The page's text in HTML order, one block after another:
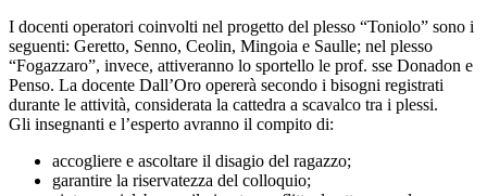
I docenti operatori coinvolti nel progetto del plesso “Toniolo” sono i
seguenti: Geretto, Senno, Ceolin, Mingoia e Saulle; nel plesso
“Fogazzaro”, invece, attiveranno lo sportello le prof. sse Donadon e
Penso. La docente Dall’Oro opererà secondo i bisogni registrati
durante le attività, considerata la cattedra a scavalco tra i plessi.
Gli insegnanti e l’esperto avranno il compito di:
accogliere e ascoltare il disagio del ragazzo;
garantire la riservatezza del colloquio;